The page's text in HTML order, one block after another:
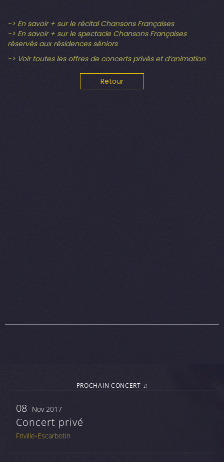
-> En savoir + sur le récital Chansons Françaises
-> En savoir + sur le spectacle Chansons Françaises
réservés aux résidences séniors
-> Voir toutes les offres de concerts privés et d’animation
Retour
PROCHAIN CONCERT ♫
08 Nov 2017
Concert privé
Friville-Escarbotin